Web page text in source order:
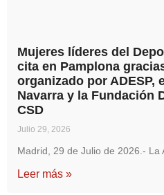
Mujeres líderes del
cita en Pamplona
organizado por ADESP,
Navarra y la Fundación
CSD
Julio 29, 2026
Madrid, 29 de Julio de 2026.- La
Leer más »